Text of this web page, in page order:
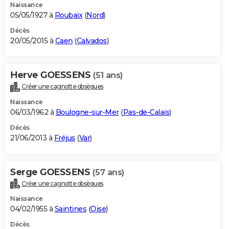
Naissance
05/05/1927 à Roubaix(Nord)
Décès
20/05/2015 à Caen (Calvados)
Herve GOESSENS (51 ans)
Créer une cagnotte obsèques
Naissance
06/03/1962 à Boulogne-sur-Mer(Pas-de-Calais)
Décès
21/06/2013 à Fréjus (Var)
Serge GOESSENS (57 ans)
Créer une cagnotte obsèques
Naissance
04/02/1955 à Saintines (Oise)
Décès